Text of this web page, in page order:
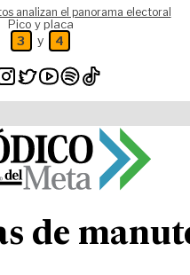
analizan el panorama electoral
Pico y placa
3 y 4
de